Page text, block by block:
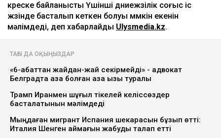
күреске байланысты Үшінші дүниежүзілік соғыс іс
жүзінде басталып кеткен болуы мүмкін екенін
мәлімдеді, деп хабарлайды Ulysmedia.kz.
ТАҒЫ ДА ОҚЫҢЫЗДАР
«6-қабаттан жайдан-жай секірмейді» - адвокат
Белградта қаза болған қазақ қызы туралы
Трамп Иранмен шұғыл тікелей келіссөздер
басталатынын мәлімдеді
Мыңдаған мигрант Испания шекарасын бұзып өтті:
Италия Шенген аймағын жабуды талап етті